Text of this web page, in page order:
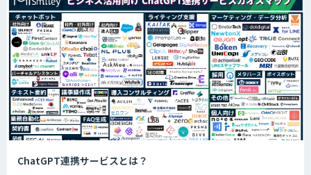
ChatGPT連携サービスとは？